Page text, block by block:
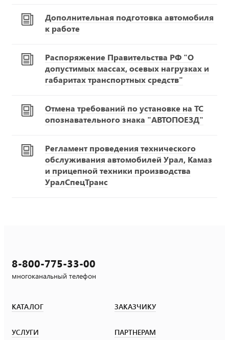
Дополнительная подготовка автомобиля
к работе
Распоряжение Правительства РФ "О
допустимых массах, осевых нагрузках и
габаритах транспортных средств"
Отмена требований по установке на ТС
опознавательного знака "АВТОПОЕЗД"
Регламент проведения технического
обслуживания автомобилей Урал, Камаз
и прицепной техники производства
УралСпецТранс
8-800-775-33-00
многоканальный телефон
КАТАЛОГ ЗАКАЗЧИКУ
УСЛУГИ ПАРТНЕРАМ